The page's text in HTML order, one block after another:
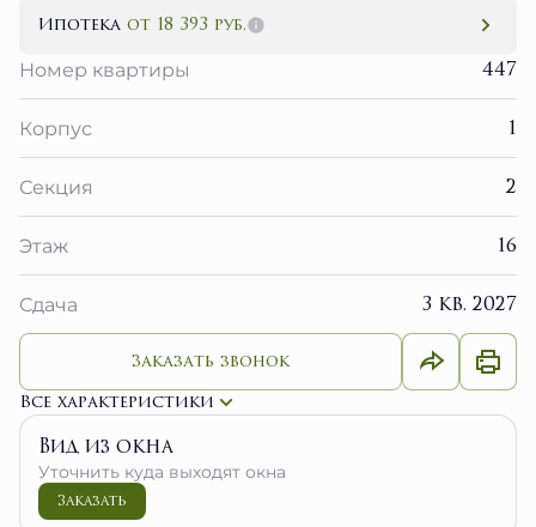
Ипотека от 18 393 руб.
Номер квартиры
447
Корпус 1
Секция 2
Этаж 16
Сдача 3 кв. 2027
Заказать звонок
Все характеристики
Вид из окна
Уточнить куда выходят окна
Заказать